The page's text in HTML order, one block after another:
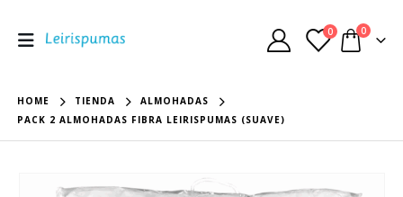
0 0
HOME TIENDA
ALMOHADAS
PACK 2 ALMOHADAS FIBRA LEIRISPUMAS (SUAVE)